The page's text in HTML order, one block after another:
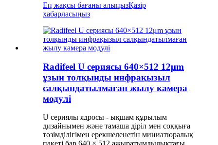
Ең жақсы бағаны алыңызҚазір
хабарласыңыз
Radifeel U сериясы 640×512 12μm
ұзын толқынды инфрақызыл
салқындатылмаған жылу камера
модулі
U сериялы ядросы - ықшам құрылым
дизайнымен және тамаша діріл мен соққыға
төзімділігімен ерекшеленетін миниатюралық